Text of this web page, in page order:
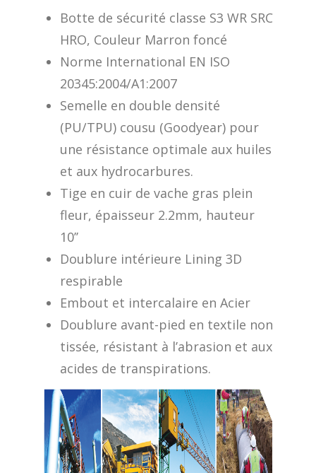
Botte de sécurité classe S3 WR SRC
HRO, Couleur Marron foncé
Norme International EN ISO
20345:2004/A1:2007
Semelle en double densité
(PU/TPU) cousu (Goodyear) pour
une résistance optimale aux huiles
et aux hydrocarbures.
Tige en cuir de vache gras plein
fleur, épaisseur 2.2mm, hauteur
10’’
Doublure intérieure Lining 3D
respirable
Embout et intercalaire en Acier
Doublure avant-pied en textile non
tissée, résistant à l’abrasion et aux
acides de transpirations.